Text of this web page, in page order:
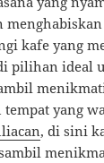
kafe yang
pilihan ideal
tempat yang
, di sini